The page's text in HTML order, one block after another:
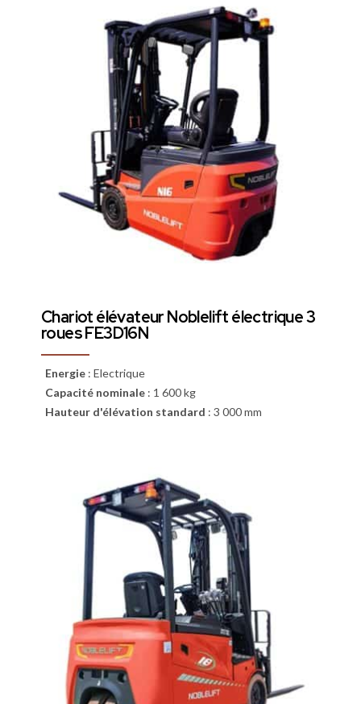
Chariot élévateur Noblelift électrique 3
roues FE3D16N
Energie : Electrique
Capacité nominale : 1 600 kg
Hauteur d'élévation standard : 3 000 mm